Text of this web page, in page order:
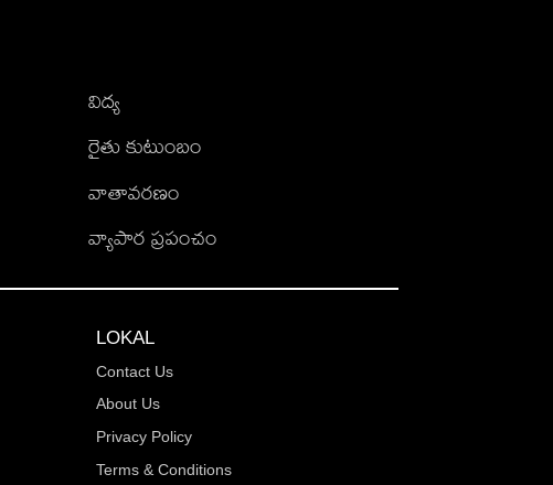
విద్య
రైతు కుటుంబం
వాతావరణం
వ్యాపార ప్రపంచం
LOKAL
Contact Us
About Us
Privacy Policy
Terms & Conditions